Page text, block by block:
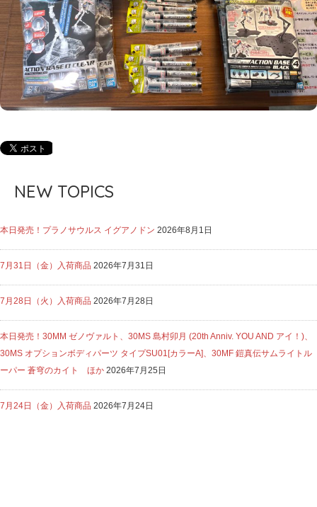
NEW TOPICS
本日発売！プラノサウルス イグアノドン 2026年8月1日
7月31日（金）入荷商品 2026年7月31日
7月28日（火）入荷商品 2026年7月28日
本日発売！30MM ゼノヴァルト、30MS 島村卯月 (20th Anniv. YOU AND アイ！)、
30MS オプションボディパーツ タイプSU01[カラーA]、30MF 鎧真伝サムライトル
ーパー 蒼穹のカイト ほか 2026年7月25日
7月24日（金）入荷商品 2026年7月24日